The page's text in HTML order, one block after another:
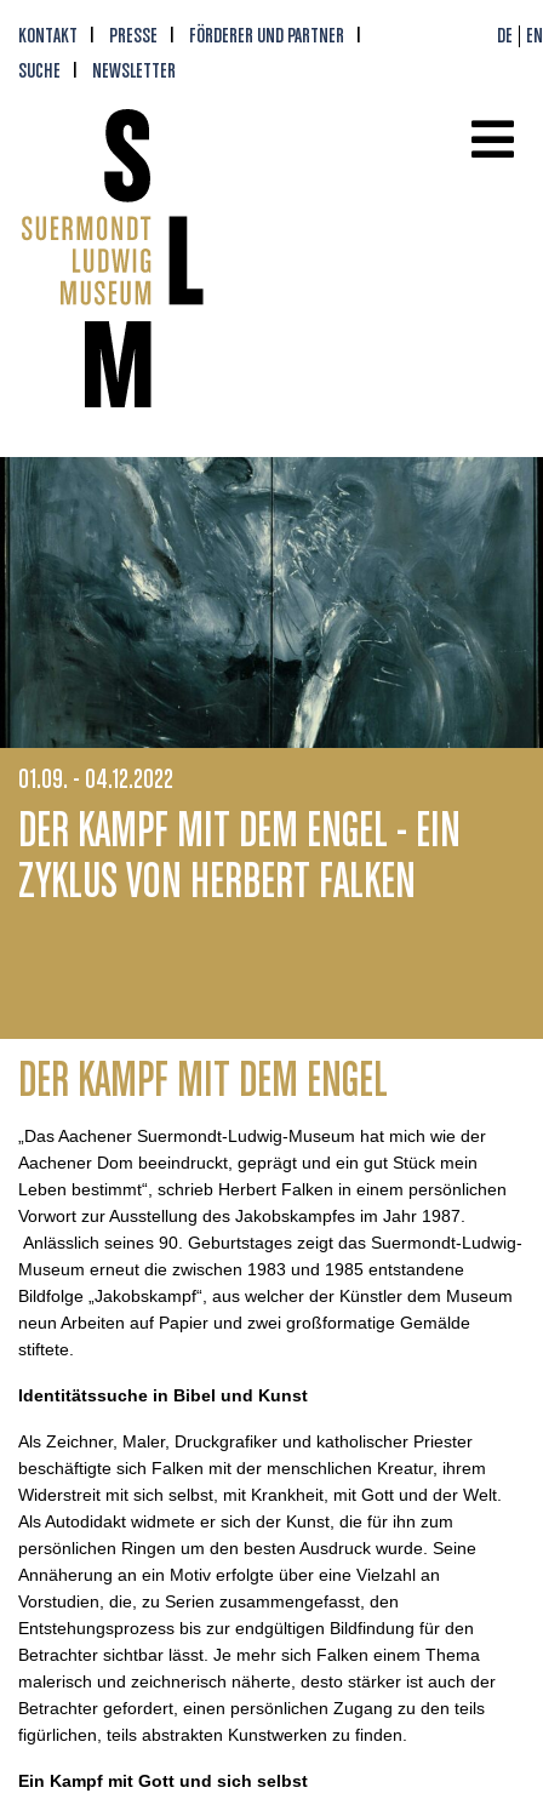
KONTAKT PRESSE
FÖRDERER UND PARTNER
SUCHE
NEWSLETTER
DE EN
01.09. - 04.12.2022
DER KAMPF MIT DEM ENGEL - EIN
ZYKLUS VON HERBERT FALKEN
DER KAMPF MIT DEM ENGEL
„Das Aachener Suermondt-Ludwig-Museum hat mich wie der
Aachener Dom beeindruckt, geprägt und ein gut Stück mein
Leben bestimmt“, schrieb Herbert Falken in einem persönlichen
Vorwort zur Ausstellung des Jakobskampfes im Jahr 1987.
Anlässlich seines 90. Geburtstages zeigt das Suermondt-Ludwig-
Museum erneut die zwischen 1983 und 1985 entstandene
Bildfolge „Jakobskampf“, aus welcher der Künstler dem Museum
neun Arbeiten auf Papier und zwei großformatige Gemälde
stiftete.
Identitätssuche in Bibel und Kunst
Als Zeichner, Maler, Druckgrafiker und katholischer Priester
beschäftigte sich Falken mit der menschlichen Kreatur, ihrem
Widerstreit mit sich selbst, mit Krankheit, mit Gott und der Welt.
Als Autodidakt widmete er sich der Kunst, die für ihn zum
persönlichen Ringen um den besten Ausdruck wurde. Seine
Annäherung an ein Motiv erfolgte über eine Vielzahl an
Vorstudien, die, zu Serien zusammengefasst, den
Entstehungsprozess bis zur endgültigen Bildfindung für den
Betrachter sichtbar lässt. Je mehr sich Falken einem Thema
malerisch und zeichnerisch näherte, desto stärker ist auch der
Betrachter gefordert, einen persönlichen Zugang zu den teils
figürlichen, teils abstrakten Kunstwerken zu finden.
Ein Kampf mit Gott und sich selbst